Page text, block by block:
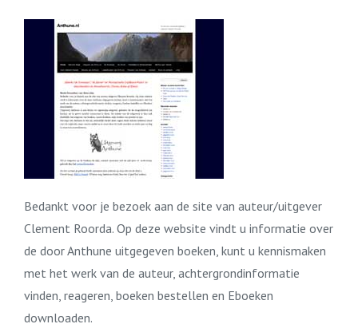
Bedankt voor je bezoek aan de site van auteur/uitgever
Clement Roorda. Op deze website vindt u informatie over
de door Anthune uitgegeven boeken, kunt u kennismaken
met het werk van de auteur, achtergrondinformatie
vinden, reageren, boeken bestellen en Eboeken
downloaden.